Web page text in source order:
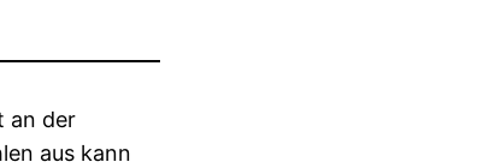
an der
aus kann